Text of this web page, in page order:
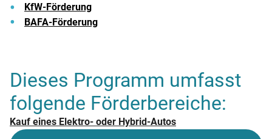
KfW-Förderung
BAFA-Förderung
Dieses Programm umfasst
folgende Förderbereiche:
Kauf eines Elektro- oder Hybrid-Autos